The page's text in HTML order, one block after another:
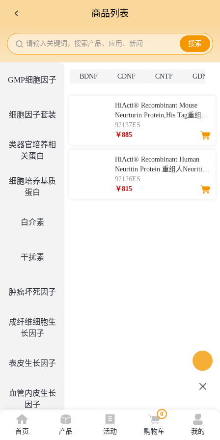
商品列表
请输入关键词，搜索产品、应用、新闻 搜索
GMP细胞因子
细胞因子套装
类器官培养相
关蛋白
细胞培养基质
蛋白
白介素
干扰素
肿瘤坏死因子
成纤维细胞生
长因子
表皮生长因子
血管内皮生长
因子
集落刺激因子
BDNF CDNF CNTF GDNF
HiActi® Recombinant Mouse
Neurturin Protein,His Tag重组小
鼠神经营养因子
92137ES
￥885
HiActi® Recombinant Human
Neuritin Protein 重组人Neuritin
Protein
92126ES
￥815
首页 产品 活动
0
购物车 我的